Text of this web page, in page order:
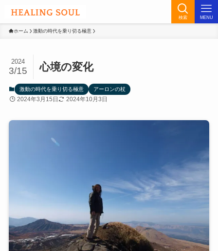
検索 MENU
ホーム 激動の時代を乗り切る極意
心境の変化
2024
3/15
激動の時代を乗り切る極意 アーロンの杖
2024年3月15日 2024年10月3日